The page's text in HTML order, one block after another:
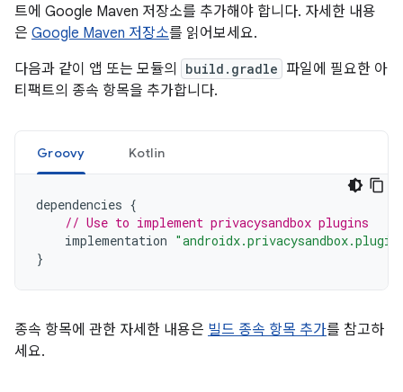
트에 Google Maven 저장소를 추가해야 합니다. 자세한 내용
은 Google Maven 저장소를 읽어보세요.
다음과 같이 앱 또는 모듈의
build.gradle 파일에 필요한 아
티팩트의 종속 항목을 추가합니다.
Groovy Kotlin
dependencies {
// Use to implement privacysandbox plugins
implementation
}
종속 항목에 관한 자세한 내용은 빌드 종속 항목 추가를 참고하
세요.